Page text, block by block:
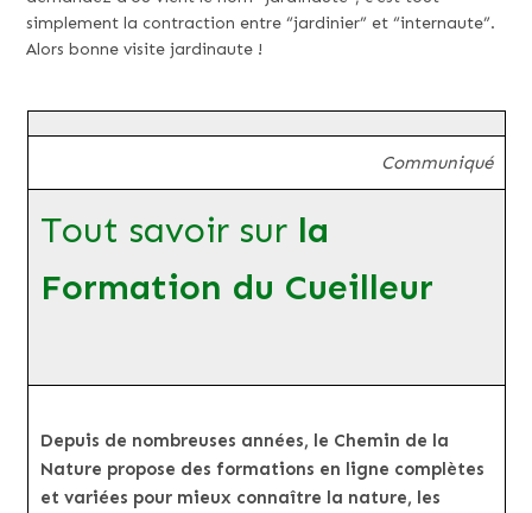
simplement la contraction entre “jardinier” et “internaute”.
Alors bonne visite jardinaute !
Communiqué
Tout savoir sur la
Formation du Cueilleur
Depuis de nombreuses années, le Chemin de la
Nature propose des formations en ligne complètes
et variées pour mieux connaître la nature, les